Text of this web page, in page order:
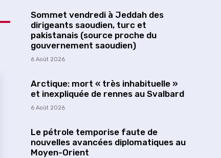
Sommet vendredi à Jeddah des
dirigeants saoudien, turc et
pakistanais (source proche du
gouvernement saoudien)
6 Août 2026
Arctique: mort « très inhabituelle »
et inexpliquée de rennes au Svalbard
6 Août 2026
Le pétrole temporise faute de
nouvelles avancées diplomatiques au
Moyen-Orient